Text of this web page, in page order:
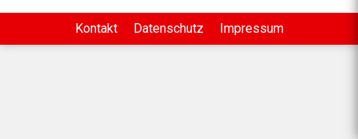
Kontakt Datenschutz Impressum